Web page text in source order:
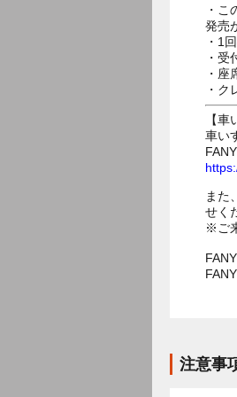
・
発売
・1
・
・
・
【
車い
また
せく
※ご
注意事